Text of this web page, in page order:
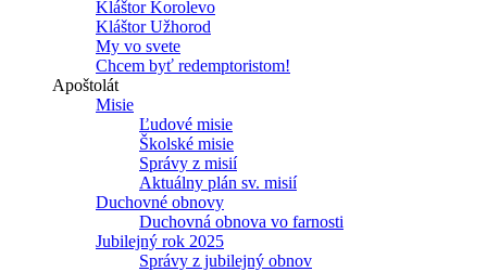
Kláštor Korolevo
Kláštor Užhorod
My vo svete
Chcem byť redemptoristom!
Apoštolát
Misie
Ľudové misie
Školské misie
Správy z misií
Aktuálny plán sv. misií
Duchovné obnovy
Duchovná obnova vo farnosti
Jubilejný rok 2025
Správy z jubilejný obnov